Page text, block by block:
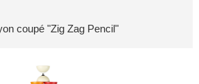
coupé "Zig Zag Pencil"